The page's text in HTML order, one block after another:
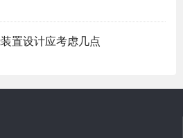
置设计应考虑几点